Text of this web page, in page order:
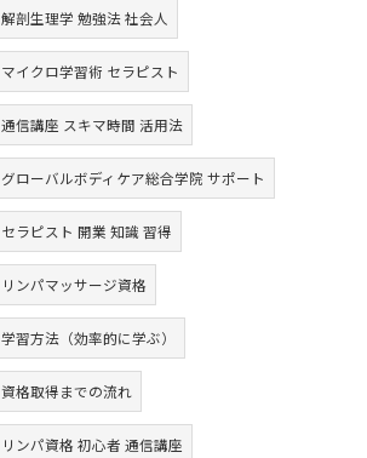
解剖生理学 勉強法 社会人
マイクロ学習術 セラピスト
通信講座 スキマ時間 活用法
グローバルボディケア総合学院 サポート
セラピスト 開業 知識 習得
リンパマッサージ資格
学習方法（効率的に学ぶ）
資格取得までの流れ
リンパ資格 初心者 通信講座